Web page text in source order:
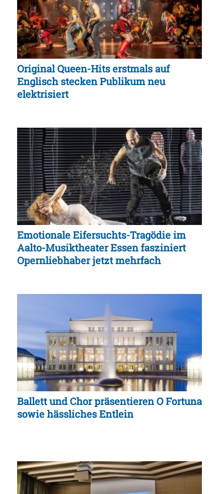
Original Queen-Hits erstmals auf
Englisch stecken Publikum neu
elektrisiert
Emotionale Eifersuchts-Tragödie im
Aalto-Musiktheater Essen fasziniert
Opernliebhaber jetzt mehrfach
Ballett und Chor präsentieren O Fortuna
sowie hässliches Entlein